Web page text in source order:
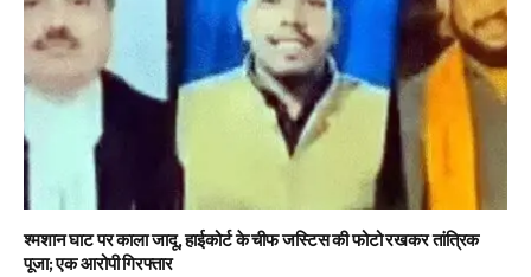
श्मशान घाट पर काला जादू, हाईकोर्ट के चीफ जस्टिस की फोटो रखकर तांत्रिक
पूजा; एक आरोपी गिरफ्तार